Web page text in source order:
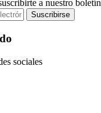
a nuestro boletín
Suscribirse
sociales